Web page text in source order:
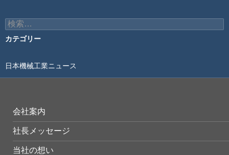
検
索:
カテゴリー
日本機械工業ニュース
会社案内
社長メッセージ
当社の想い